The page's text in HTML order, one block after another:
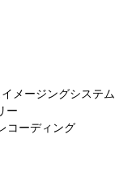
メージングシステム
ー
コーディング